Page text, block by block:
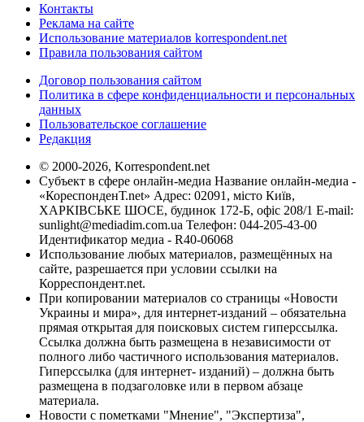
Контакты
Реклама на сайте
Использование материалов korrespondent.net
Правила пользования сайтом
Договор пользования сайтом
Политика в сфере конфиденциальности и персональных
данных
Пользовательское соглашение
Редакция
© 2000-2026, Korrespondent.net
Субъект в сфере онлайн-медиа Название онлайн-медиа -
«КореспонденТ.net» Адрес: 02091, місто Київ,
ХАРКІВСЬКЕ ШОСЕ, будинок 172-Б, офіс 208/1 E-mail:
sunlight@mediadim.com.ua Телефон: 044-205-43-00
Идентификатор медиа - R40-06068
Использование любых материалов, размещённых на
сайте, разрешается при условии ссылки на
Корреспондент.net.
При копировании материалов со страницы «Новости
Украины и мира», для интернет-изданий – обязательна
прямая открытая для поисковых систем гиперссылка.
Ссылка должна быть размещена в независимости от
полного либо частичного использования материалов.
Гиперссылка (для интернет- изданий) – должна быть
размещена в подзаголовке или в первом абзаце
материала.
Новости с пометками "Мнение", "Экспертиза",